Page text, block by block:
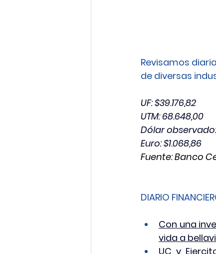
Revisamos
de diversas
UF: $39.176,82
UTM: 68.648,00
Dólar observado:
Euro: $1.068,86
Fuente: Banco
DIARIO
Con una
vida a
UC y